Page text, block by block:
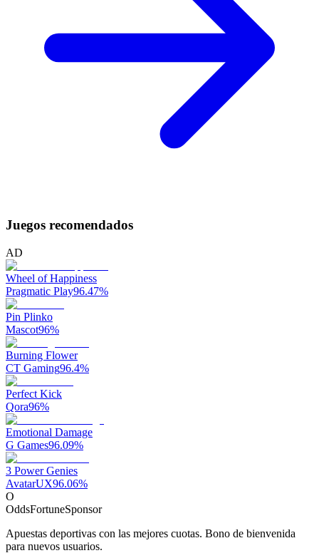
Juegos recomendados
AD
Wheel of Happiness
Pragmatic Play96.47%
Pin Plinko
Mascot96%
Burning Flower
CT Gaming96.4%
Perfect Kick
Qora96%
Emotional Damage
G Games96.09%
3 Power Genies
AvatarUX96.06%
O
OddsFortuneSponsor
Apuestas deportivas con las mejores cuotas. Bono de bienvenida
para nuevos usuarios.